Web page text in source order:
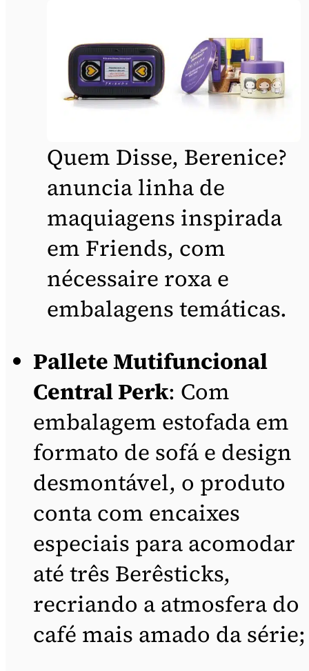
Quem Disse, Berenice?
anuncia linha de
maquiagens inspirada
em Friends, com
nécessaire roxa e
embalagens temáticas.
Pallete Mutifuncional
Central Perk: Com
embalagem estofada em
formato de sofá e design
desmontável, o produto
conta com encaixes
especiais para acomodar
até três Berêsticks,
recriando a atmosfera do
café mais amado da série;